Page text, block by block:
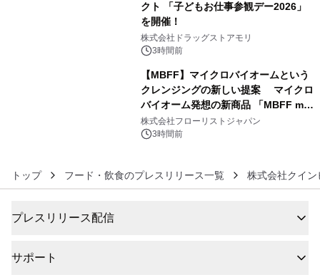
クト 「子どもお仕事参観デー2026」
を開催！
株式会社ドラッグストアモリ
3時間前
【MBFF】マイクロバイオームという
クレンジングの新しい提案 マイクロ
バイオーム発想の新商品 「MBFF mb
クレンジングPRO」を2026年8月6日
発売
株式会社フローリストジャパン
3時間前
トップ フード・飲食のプレスリリース一覧 株式会社クイ
プレスリリース配信
サポート